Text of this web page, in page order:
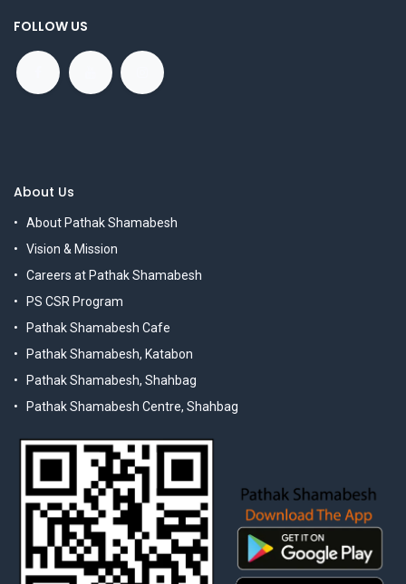
FOLLOW US
About Us
About Pathak Shamabesh
Vision & Mission
Careers at Pathak Shamabesh
PS CSR Program
Pathak Shamabesh Cafe
Pathak Shamabesh, Katabon
Pathak Shamabesh, Shahbag
Pathak Shamabesh Centre, Shahbag